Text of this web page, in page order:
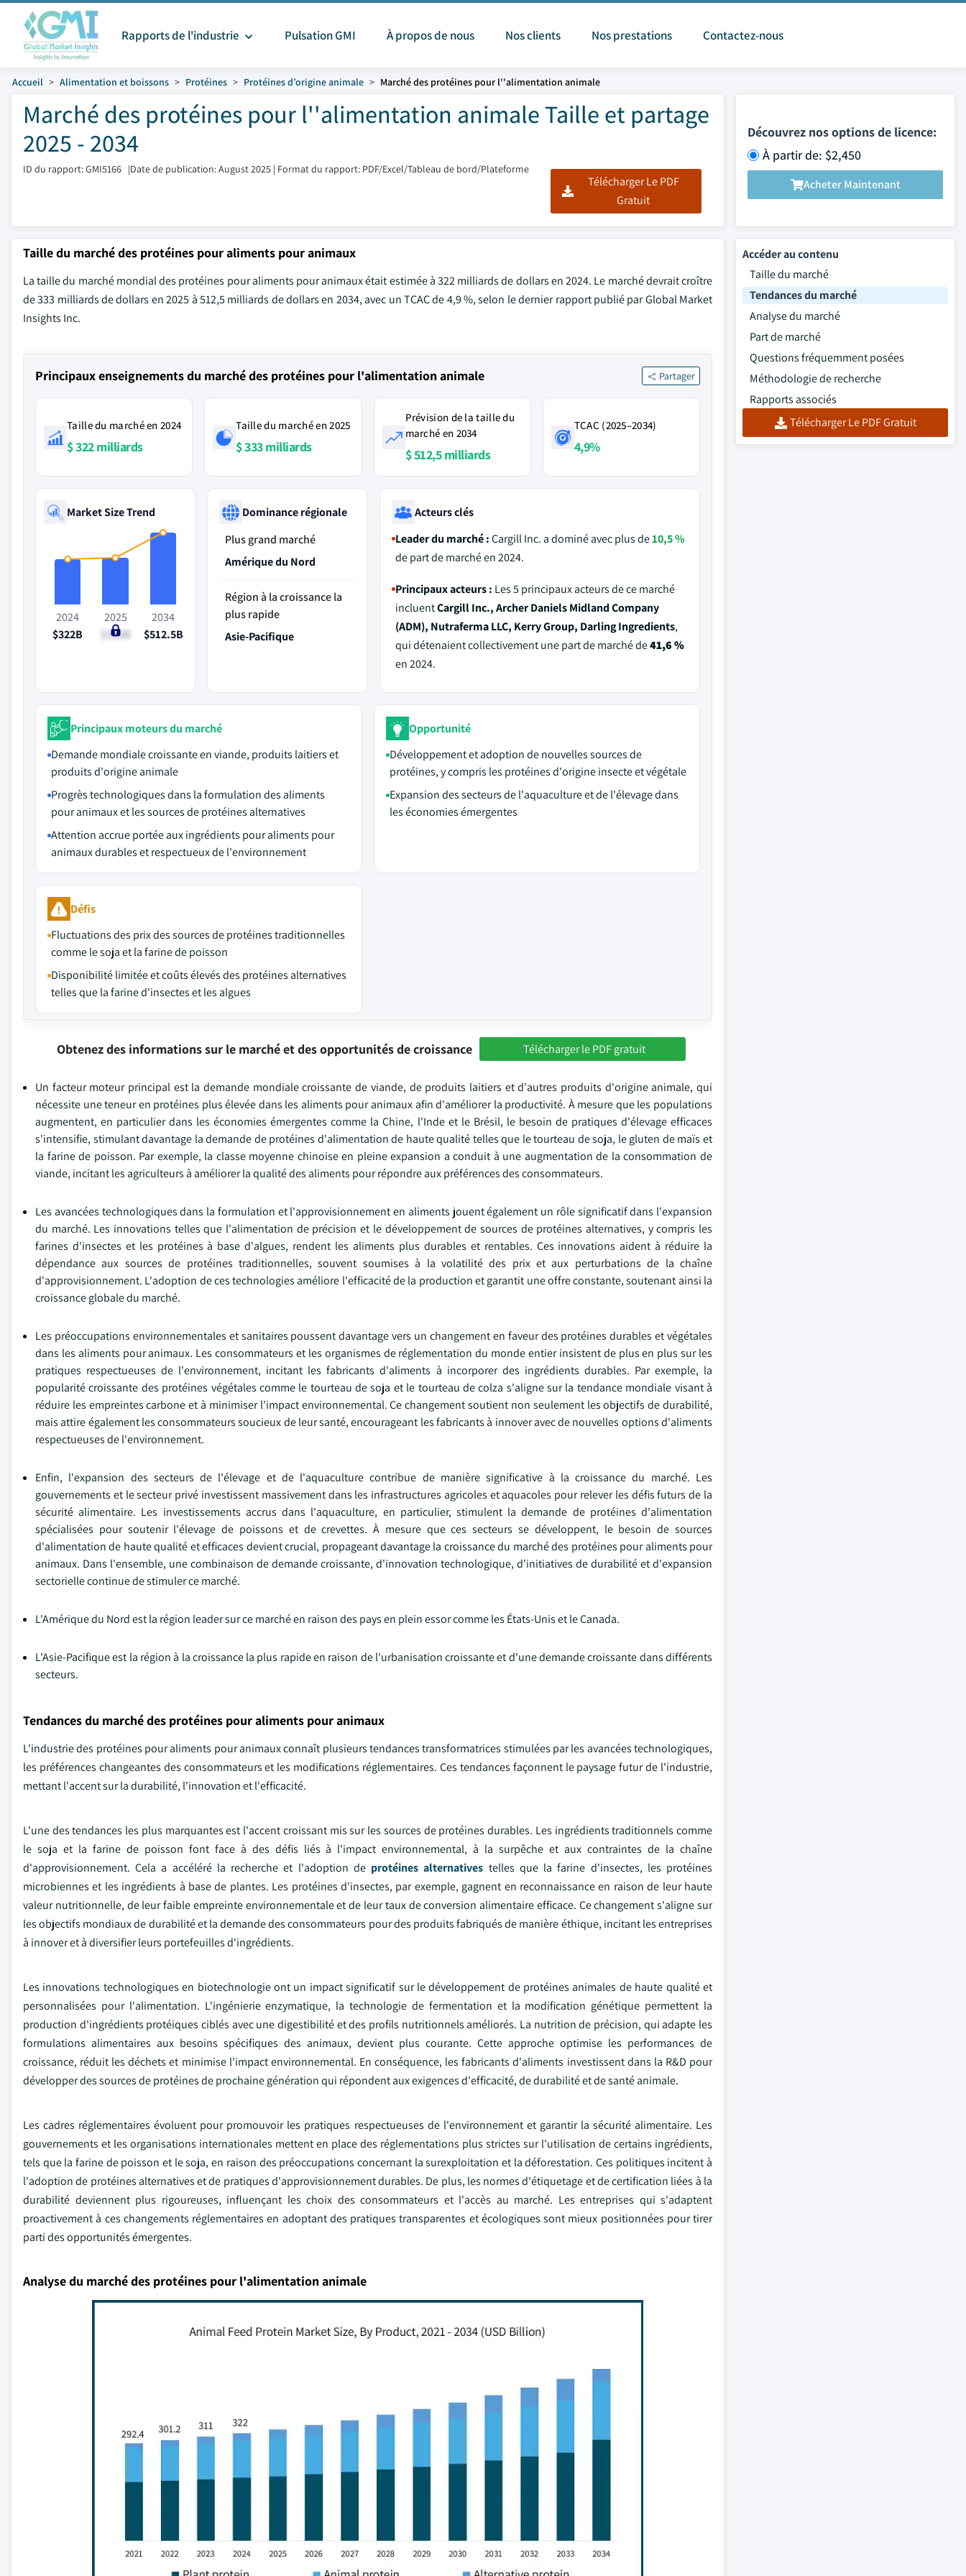
Rapports de l'industrie Pulsation GMI À propos de nous Nos clients Nos prestations Contactez-nous
Accueil Alimentation et boissons Protéines Protéines d’origine animale Marché des protéines pour l''alimentation animale
Marché des protéines pour l''alimentation animale Taille et partage
2025 - 2034
ID du rapport: GMI5166 |Date de publication: August 2025 | Format du rapport: PDF/Excel/Tableau de bord/Plateforme
Télécharger Le PDF
Gratuit
Découvrez nos options de licence:
À partir de: $2,450
Acheter Maintenant
Taille du marché des protéines pour aliments pour animaux
La taille du marché mondial des protéines pour aliments pour animaux était estimée à 322 milliards de dollars en 2024. Le marché devrait croître
de 333 milliards de dollars en 2025 à 512,5 milliards de dollars en 2034, avec un TCAC de 4,9 %, selon le dernier rapport publié par Global Market
Insights Inc.
Principaux enseignements du marché des protéines pour l'alimentation animale Partager
Taille du marché en 2024
$ 322 milliards
Taille du marché en 2025
$ 333 milliards
Prévision de la taille du
marché en 2034
$ 512,5 milliards
TCAC (2025–2034)
4,9%
Market Size Trend
2024
$322B
2025
$333B
2034
$512.5B
Dominance régionale
Plus grand marché
Amérique du Nord
Région à la croissance la
plus rapide
Asie-Pacifique
Acteurs clés
Leader du marché :Cargill Inc. a dominé avec plus de10,5 %
de part de marché en 2024.
Principaux acteurs : Les 5 principaux acteurs de ce marché
incluentCargill Inc., Archer Daniels Midland Company
(ADM), Nutraferma LLC, Kerry Group, Darling Ingredients,
qui détenaient collectivement une part de marché de41,6 %
en 2024.
Principaux moteurs du marché
Demande mondiale croissante en viande, produits laitiers et
produits d'origine animale
Progrès technologiques dans la formulation des aliments
pour animaux et les sources de protéines alternatives
Attention accrue portée aux ingrédients pour aliments pour
animaux durables et respectueux de l'environnement
Opportunité
Développement et adoption de nouvelles sources de
protéines, y compris les protéines d'origine insecte et végétale
Expansion des secteurs de l'aquaculture et de l'élevage dans
les économies émergentes
Défis
Fluctuations des prix des sources de protéines traditionnelles
comme le soja et la farine de poisson
Disponibilité limitée et coûts élevés des protéines alternatives
telles que la farine d'insectes et les algues
Obtenez des informations sur le marché et des opportunités de croissance Télécharger le PDF gratuit
Un facteur moteur principal est la demande mondiale croissante de viande, de produits laitiers et d'autres produits d'origine animale, qui
nécessite une teneur en protéines plus élevée dans les aliments pour animaux afin d'améliorer la productivité. À mesure que les populations
augmentent, en particulier dans les économies émergentes comme la Chine, l'Inde et le Brésil, le besoin de pratiques d'élevage efficaces
s'intensifie, stimulant davantage la demande de protéines d'alimentation de haute qualité telles que le tourteau de soja, le gluten de maïs et
la farine de poisson. Par exemple, la classe moyenne chinoise en pleine expansion a conduit à une augmentation de la consommation de
viande, incitant les agriculteurs à améliorer la qualité des aliments pour répondre aux préférences des consommateurs.
Les avancées technologiques dans la formulation et l'approvisionnement en aliments jouent également un rôle significatif dans l'expansion
du marché. Les innovations telles que l'alimentation de précision et le développement de sources de protéines alternatives, y compris les
farines d'insectes et les protéines à base d'algues, rendent les aliments plus durables et rentables. Ces innovations aident à réduire la
dépendance aux sources de protéines traditionnelles, souvent soumises à la volatilité des prix et aux perturbations de la chaîne
d'approvisionnement. L'adoption de ces technologies améliore l'efficacité de la production et garantit une offre constante, soutenant ainsi la
croissance globale du marché.
Les préoccupations environnementales et sanitaires poussent davantage vers un changement en faveur des protéines durables et végétales
dans les aliments pour animaux. Les consommateurs et les organismes de réglementation du monde entier insistent de plus en plus sur les
pratiques respectueuses de l'environnement, incitant les fabricants d'aliments à incorporer des ingrédients durables. Par exemple, la
popularité croissante des protéines végétales comme le tourteau de soja et le tourteau de colza s'aligne sur la tendance mondiale visant à
réduire les empreintes carbone et à minimiser l'impact environnemental. Ce changement soutient non seulement les objectifs de durabilité,
mais attire également les consommateurs soucieux de leur santé, encourageant les fabricants à innover avec de nouvelles options d'aliments
respectueuses de l'environnement.
Enfin, l'expansion des secteurs de l'élevage et de l'aquaculture contribue de manière significative à la croissance du marché. Les
gouvernements et le secteur privé investissent massivement dans les infrastructures agricoles et aquacoles pour relever les défis futurs de la
sécurité alimentaire. Les investissements accrus dans l'aquaculture, en particulier, stimulent la demande de protéines d'alimentation
spécialisées pour soutenir l'élevage de poissons et de crevettes. À mesure que ces secteurs se développent, le besoin de sources
d'alimentation de haute qualité et efficaces devient crucial, propageant davantage la croissance du marché des protéines pour aliments pour
animaux. Dans l'ensemble, une combinaison de demande croissante, d'innovation technologique, d'initiatives de durabilité et d'expansion
sectorielle continue de stimuler ce marché.
L'Amérique du Nord est la région leader sur ce marché en raison des pays en plein essor comme les États-Unis et le Canada.
L'Asie-Pacifique est la région à la croissance la plus rapide en raison de l'urbanisation croissante et d'une demande croissante dans différents
secteurs.
Tendances du marché des protéines pour aliments pour animaux
L'industrie des protéines pour aliments pour animaux connaît plusieurs tendances transformatrices stimulées par les avancées technologiques,
les préférences changeantes des consommateurs et les modifications réglementaires. Ces tendances façonnent le paysage futur de l'industrie,
mettant l'accent sur la durabilité, l'innovation et l'efficacité.
L'une des tendances les plus marquantes est l'accent croissant mis sur les sources de protéines durables. Les ingrédients traditionnels comme
le soja et la farine de poisson font face à des défis liés à l'impact environnemental, à la surpêche et aux contraintes de la chaîne
d'approvisionnement. Cela a accéléré la recherche et l'adoption de protéines alternatives telles que la farine d'insectes, les protéines
microbiennes et les ingrédients à base de plantes. Les protéines d'insectes, par exemple, gagnent en reconnaissance en raison de leur haute
valeur nutritionnelle, de leur faible empreinte environnementale et de leur taux de conversion alimentaire efficace. Ce changement s'aligne sur
les objectifs mondiaux de durabilité et la demande des consommateurs pour des produits fabriqués de manière éthique, incitant les entreprises
à innover et à diversifier leurs portefeuilles d'ingrédients.
Les innovations technologiques en biotechnologie ont un impact significatif sur le développement de protéines animales de haute qualité et
personnalisées pour l'alimentation. L'ingénierie enzymatique, la technologie de fermentation et la modification génétique permettent la
production d'ingrédients protéiques ciblés avec une digestibilité et des profils nutritionnels améliorés. La nutrition de précision, qui adapte les
formulations alimentaires aux besoins spécifiques des animaux, devient plus courante. Cette approche optimise les performances de
croissance, réduit les déchets et minimise l'impact environnemental. En conséquence, les fabricants d'aliments investissent dans la R&D pour
développer des sources de protéines de prochaine génération qui répondent aux exigences d'efficacité, de durabilité et de santé animale.
Les cadres réglementaires évoluent pour promouvoir les pratiques respectueuses de l'environnement et garantir la sécurité alimentaire. Les
gouvernements et les organisations internationales mettent en place des réglementations plus strictes sur l'utilisation de certains ingrédients,
tels que la farine de poisson et le soja, en raison des préoccupations concernant la surexploitation et la déforestation. Ces politiques incitent à
l'adoption de protéines alternatives et de pratiques d'approvisionnement durables. De plus, les normes d'étiquetage et de certification liées à la
durabilité deviennent plus rigoureuses, influençant les choix des consommateurs et l'accès au marché. Les entreprises qui s'adaptent
proactivement à ces changements réglementaires en adoptant des pratiques transparentes et écologiques sont mieux positionnées pour tirer
parti des opportunités émergentes.
Analyse du marché des protéines pour l'alimentation animale
Accéder au contenu
Taille du marché
Tendances du marché
Analyse du marché
Part de marché
Questions fréquemment posées
Méthodologie de recherche
Rapports associés
Télécharger Le PDF Gratuit